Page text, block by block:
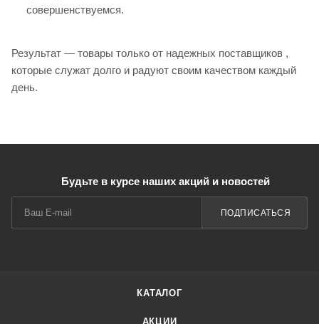
совершенствуемся.
Результат — товары только от надежных поставщиков ,
которые служат долго и радуют своим качеством каждый
день.
Будьте в курсе наших акций и новостей
ПОДПИСАТЬСЯ
КАТАЛОГ
АКЦИИ